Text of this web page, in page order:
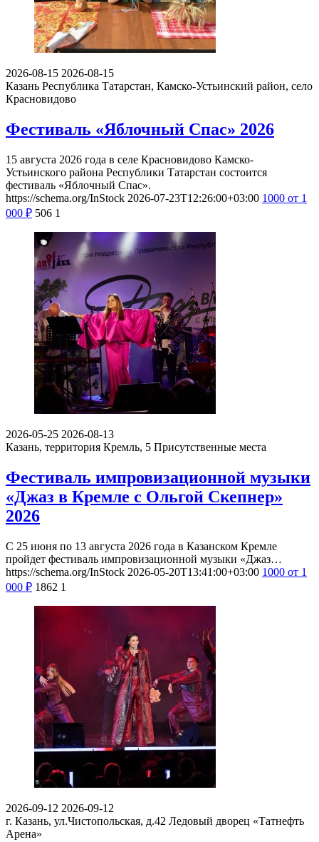
2026-08-15 2026-08-15
Казань Республика Татарстан, Камско-Устьинский район, село
Красновидово
Фестиваль «Яблочный Спас» 2026
15 августа 2026 года в селе Красновидово Камско-
Устьинского района Республики Татарстан состоится
фестиваль «Яблочный Спас».
https://schema.org/InStock 2026-07-23T12:26:00+03:00 1000 от 1
000 ₽ 506 1
2026-05-25 2026-08-13
Казань, территория Кремль, 5 Присутственные места
Фестиваль импровизационной музыки
«Джаз в Кремле с Ольгой Скепнер»
2026
С 25 июня по 13 августа 2026 года в Казанском Кремле
пройдет фестиваль импровизационной музыки «Джаз…
https://schema.org/InStock 2026-05-20T13:41:00+03:00 1000 от 1
000 ₽ 1862 1
2026-09-12 2026-09-12
г. Казань, ул.Чистопольская, д.42 Ледовый дворец «Татнефть
Арена»